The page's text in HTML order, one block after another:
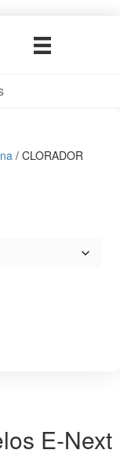
/ CLORADOR
E-Next